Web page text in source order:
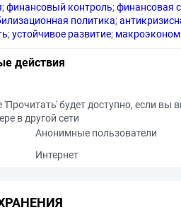
;финансовый контроль;финансовая
политика;
;устойчивое развитие;
действия
'Прочитать' будет доступно, если вы
в другой сети
Анонимные пользователи
Интернет